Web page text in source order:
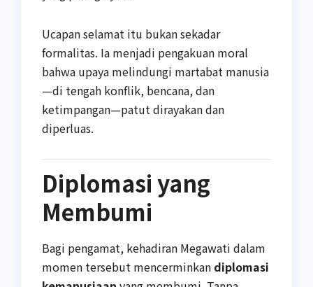
Ucapan selamat itu bukan sekadar
formalitas. Ia menjadi pengakuan moral
bahwa upaya melindungi martabat manusia
—di tengah konflik, bencana, dan
ketimpangan—patut dirayakan dan
diperluas.
Diplomasi yang
Membumi
Bagi pengamat, kehadiran Megawati dalam
momen tersebut mencerminkan diplomasi